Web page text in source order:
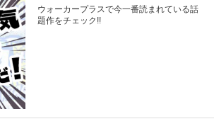
ウォーカープラスで今一番読まれている話
題作をチェック!!